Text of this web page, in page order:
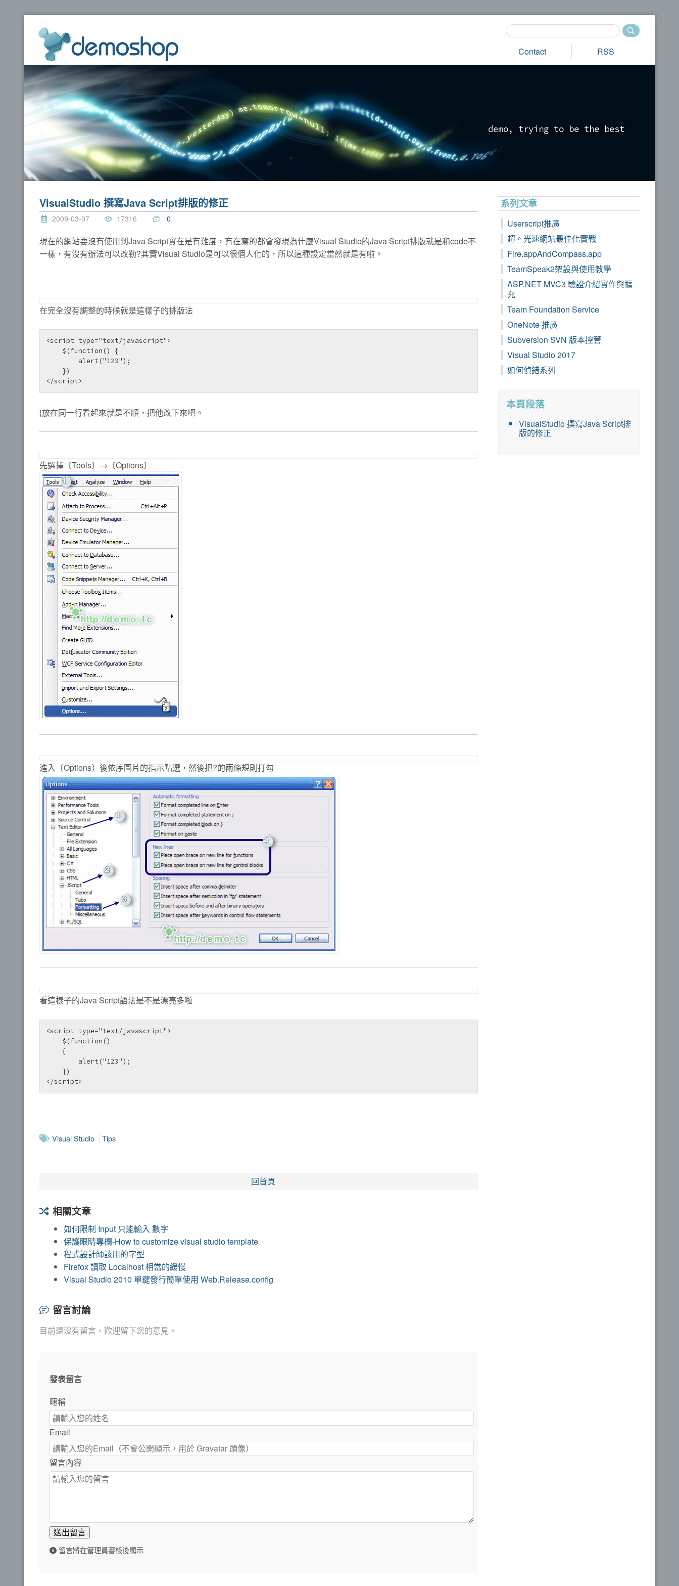
Contact RSS
demo, tryi ng to be the best
VisualStudio 撰寫Java Script排版的修正
2009-03-07 17316 0
現在的網站要沒有使用到Java Script實在是有難度，有在寫的都會發現為什麼Visual Studio的Java Script排版就是和code不
一樣，有沒有辦法可以改勒?其實Visual Studio是可以很個人化的，所以這種設定當然就是有啦。
在完全沒有調整的時候就是這樣子的排版法
<script type="text/javascript">
$(function() {
alert("123");
})
</script>
{放在同一行看起來就是不順，把他改下來吧。
先選擇〔Tools〕→〔Options〕
進入〔Options〕後依序圖片的指示點選，然後把?的兩條規則打勾
看這樣子的Java Script語法是不是漂亮多啦
<script type="text/javascript">
$(function()
{
alert("123");
})
</script>
Visual Studio Tips
回首頁
相關文章
如何限制 Input 只能輸入 數字
保護眼睛專欄-How to customize visual studio template
程式設計師該用的字型
Firefox 讀取 Localhost 相當的緩慢
Visual Studio 2010 單鍵發行簡單使用 Web.Release.config
留言討論
目前還沒有留言，歡迎留下您的意見。
發表留言
暱稱
Email
留言內容
送出留言
留言將在管理員審核後顯示
系列文章
Userscript推廣
超。光速網站最佳化實戰
Fire.appAndCompass.app
TeamSpeak2架設與使用教學
ASP.NET MVC3 驗證介紹實作與擴
充
Team Foundation Service
OneNote 推廣
Subversion SVN 版本控管
Visual Studio 2017
如何偵錯系列
本頁段落
VisualStudio 撰寫Java Script排
版的修正